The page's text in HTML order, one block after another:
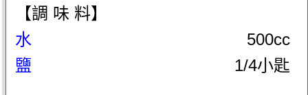
【調 味 料】
水
500cc
鹽
1/4小匙